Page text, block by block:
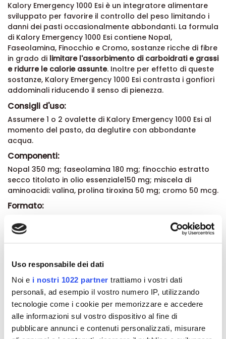
Uso responsabile dei dati
Noi e i nostri 1022 partner trattiamo i vostri dati
personali, ad esempio il vostro numero IP, utilizzando
tecnologie come i cookie per memorizzare e accedere
alle informazioni sul vostro dispositivo al fine di
pubblicare annunci e contenuti personalizzati, misurare
Kalory Emergency 1000 Esi è un integratore alimentare
sviluppato per favorire il controllo del peso limitando i
danni dei pasti occasionalmente abbondanti. La formula
di Kalory Emergency 1000 Esi contiene Nopal,
Faseolamina, Finocchio e Cromo, sostanze ricche di fibre
in grado di limitare l'assorbimento di carboidrati e grassi
e ridurre le calorie assunte. Inoltre per effetto di queste
sostanze, Kalory Emergency 1000 Esi contrasta i gonfiori
addominali riducendo il senso di pienezza.
Consigli d'uso:
Assumere 1 o 2 ovalette di Kalory Emergency 1000 Esi al
momento del pasto, da deglutire con abbondante
acqua.
Componenti:
Nopal 350 mg; faseolamina 180 mg; finocchio estratto
secco titolato in olio essenziale150 mg; miscela di
aminoacidi: valina, prolina tiroxina 50 mg; cromo 50 mcg.
Formato:
About ESI
Recensioni